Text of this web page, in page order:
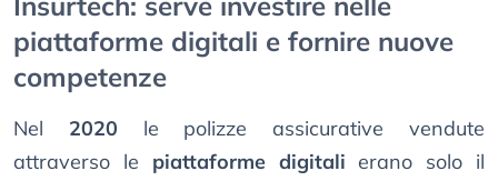
piattaforme digitali e fornire nuove
competenze
Nel 2020 le polizze assicurative vendute
attraverso le piattaforme digitali erano solo il